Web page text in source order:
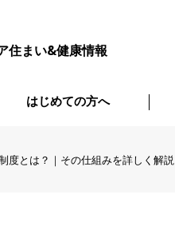
住まい&健康情報
はじめての方へ
度とは？｜その仕組みを詳しく解説